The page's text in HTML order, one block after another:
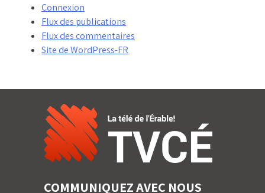
Connexion
Flux des publications
Flux des commentaires
Site de WordPress-FR
COMMUNIQUEZ AVEC NOUS